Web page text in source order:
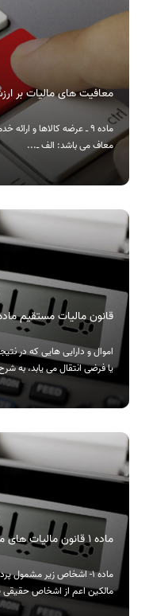
معافیت های مالیات بر
ماده ۹ ـ عرضه کالاها و
معاف می‌ باشد: الف ‌ـ...
قانون مالیات مستقیم
اموال و دارایی ­هایی که در
یا فرضی انتقال می یابد، به
ماده ۱ قانون مالیات های مستقیم
مالکین اعم از اشخاص